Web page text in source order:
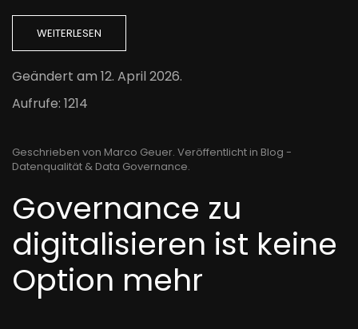
WEITERLESEN
Geändert am 12. April 2026.
Aufrufe: 1214
Geschrieben von Marco Geuer. Veröffentlicht in Blog -
Datenqualität & Data Governance.
Governance zu
digitalisieren ist keine
Option mehr